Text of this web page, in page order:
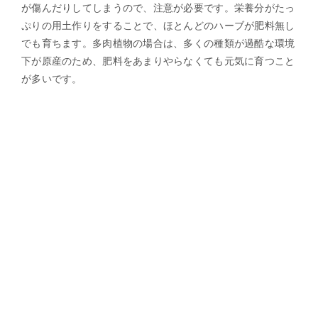
が傷んだりしてしまうので、注意が必要です。栄養分がたっ
ぷりの用土作りをすることで、ほとんどのハーブが肥料無し
でも育ちます。多肉植物の場合は、多くの種類が過酷な環境
下が原産のため、肥料をあまりやらなくても元気に育つこと
が多いです。